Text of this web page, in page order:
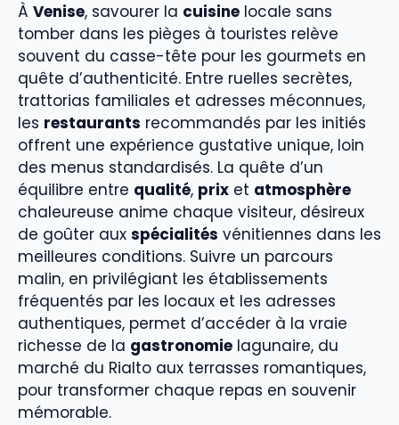
À Venise, savourer la cuisine locale sans
tomber dans les pièges à touristes relève
souvent du casse-tête pour les gourmets en
quête d’authenticité. Entre ruelles secrètes,
trattorias familiales et adresses méconnues,
les restaurants recommandés par les initiés
offrent une expérience gustative unique, loin
des menus standardisés. La quête d’un
équilibre entre qualité, prix et atmosphère
chaleureuse anime chaque visiteur, désireux
de goûter aux spécialités vénitiennes dans les
meilleures conditions. Suivre un parcours
malin, en privilégiant les établissements
fréquentés par les locaux et les adresses
authentiques, permet d’accéder à la vraie
richesse de la gastronomie lagunaire, du
marché du Rialto aux terrasses romantiques,
pour transformer chaque repas en souvenir
mémorable.